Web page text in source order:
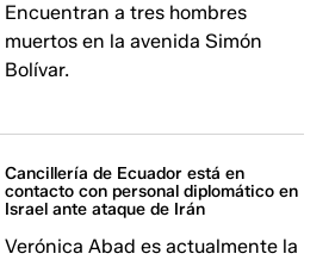
Encuentran a tres hombres
muertos en la avenida Simón
Bolívar.
Cancillería de Ecuador está en
contacto con personal diplomático en
Israel ante ataque de Irán
Verónica Abad es actualmente la